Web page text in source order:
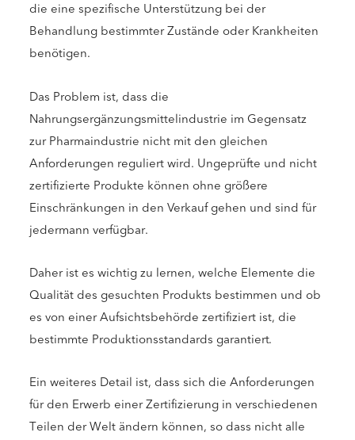
die eine spezifische Unterstützung bei der
Behandlung bestimmter Zustände oder Krankheiten
benötigen.
Das Problem ist, dass die
Nahrungsergänzungsmittelindustrie im Gegensatz
zur Pharmaindustrie nicht mit den gleichen
Anforderungen reguliert wird. Ungeprüfte und nicht
zertifizierte Produkte können ohne größere
Einschränkungen in den Verkauf gehen und sind für
jedermann verfügbar.
Daher ist es wichtig zu lernen, welche Elemente die
Qualität des gesuchten Produkts bestimmen und ob
es von einer Aufsichtsbehörde zertifiziert ist, die
bestimmte Produktionsstandards garantiert.
Ein weiteres Detail ist, dass sich die Anforderungen
für den Erwerb einer Zertifizierung in verschiedenen
Teilen der Welt ändern können, so dass nicht alle